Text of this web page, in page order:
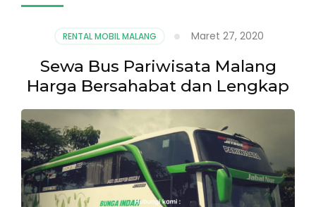
RENTAL MOBIL MALANG Maret 27, 2020
Sewa Bus Pariwisata Malang
Harga Bersahabat dan Lengkap